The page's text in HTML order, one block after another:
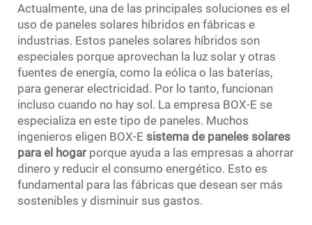
Actualmente, una de las principales soluciones es el
uso de paneles solares híbridos en fábricas e
industrias. Estos paneles solares híbridos son
especiales porque aprovechan la luz solar y otras
fuentes de energía, como la eólica o las baterías,
para generar electricidad. Por lo tanto, funcionan
incluso cuando no hay sol. La empresa BOX-E se
especializa en este tipo de paneles. Muchos
ingenieros eligen BOX-E sistema de paneles solares
para el hogar porque ayuda a las empresas a ahorrar
dinero y reducir el consumo energético. Esto es
fundamental para las fábricas que desean ser más
sostenibles y disminuir sus gastos.